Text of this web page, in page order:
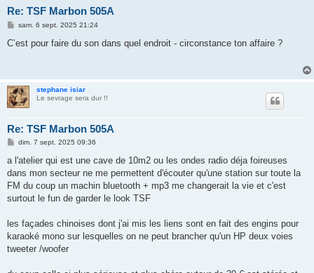
Re: TSF Marbon 505A
M
s
sam. 6 sept. 2025 21:24
C’est pour faire du son dans quel endroit - circonstance ton affaire ?
stephane isiar
Le sevrage sera dur !!
Re: TSF Marbon 505A
M
s
a
g
dim. 7 sept. 2025 09:36
a l'atelier qui est une cave de 10m2 ou les ondes radio déja foireuses
dans mon secteur ne me permettent d'écouter qu'une station sur toute la
FM du coup un machin bluetooth + mp3 me changerait la vie et c'est
surtout le fun de garder le look TSF
les façades chinoises dont j'ai mis les liens sont en fait des engins pour
karaoké mono sur lesquelles on ne peut brancher qu'un HP deux voies
tweeter /woofer